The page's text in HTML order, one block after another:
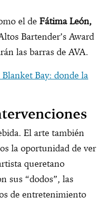
el de Fátima León,
Bartender’s Award
las barras de AVA.
Bay: donde la
El arte también
la oportunidad de ver
queretano
sus “dodos”, las
de entretenimiento